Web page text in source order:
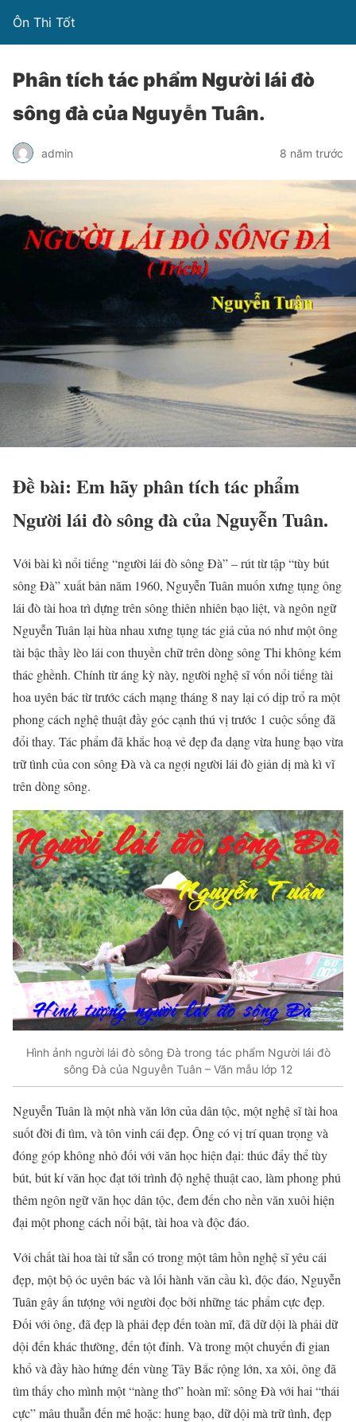
Ôn Thi Tốt
Phân tích tác phẩm Người lái đò
sông đà của Nguyễn Tuân.
admin 8 năm trước
Đề bài: Em hãy phân tích tác phẩm
Người lái đò sông đàcủa Nguyễn Tuân.
Với bài kì nổi tiếng “người lái đò sông Đà” – rút từ tập “tùy bút
sông Đà” xuất bản năm 1960, Nguyễn Tuân muốn xưng tụng ông
lái đò tài hoa trì dựng trên sông thiên nhiên bạo liệt, và ngôn ngữ
Nguyễn Tuân lại hùa nhau xưng tụng tác giả của nó như một ông
tài bậc thầy lèo lái con thuyền chữ trên dòng sông Thi không kém
thác ghềnh. Chính từ áng kỳ này, người nghệ sĩ vốn nổi tiếng tài
hoa uyên bác từ trước cách mạng tháng 8 nay lại có dịp trổ ra một
phong cách nghệ thuật đầy góc cạnh thú vị trước 1 cuộc sống đã
đổi thay. Tác phẩm đã khắc hoạ vẻ đẹp đa dạng vừa hung bạo vừa
trữ tình của con sông Đà và ca ngợi người lái đò giản dị mà kì vĩ
trên dòng sông.
Hình ảnh người lái đò sông Đà trong tác phẩm Người lái đò
sông Đà của Nguyễn Tuân – Văn mẫu lớp 12
Nguyễn Tuân là một nhà văn lớn của dân tộc, một nghệ sĩ tài hoa
suốt đời đi tìm, và tôn vinh cái đẹp. Ông có vị trí quan trọng và
đóng góp không nhỏ đối với văn học hiện đại: thúc đẩy thể tùy
bút, bút kí văn học đạt tới trình độ nghệ thuật cao, làm phong phú
thêm ngôn ngữ văn học dân tộc, đem đến cho nền văn xuôi hiện
đại một phong cách nổi bật, tài hoa và độc đáo.
Với chất tài hoa tài tử sẵn có trong một tâm hồn nghệ sĩ yêu cái
đẹp, một bộ óc uyên bác và lối hành văn cầu kì, độc đáo, Nguyễn
Tuân gây ấn tượng với người đọc bởi những tác phẩm cực đẹp.
Đối với ông, đã đẹp là phải đẹp đến toàn mĩ, đã dữ dội là phải dữ
dội đến khác thường, đến tột đỉnh. Và trong một chuyến đi gian
khổ và đầy hào hứng đến vùng Tây Bắc rộng lớn, xa xôi, ông đã
tìm thấy cho mình một “nàng thơ” hoàn mĩ: sông Đà với hai “thái
cực” mâu thuẫn đến mê hoặc: hung bạo, dữ dội mà trữ tình, đẹp